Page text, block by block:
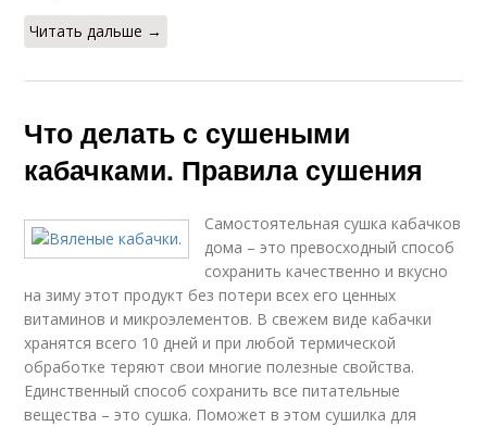
Читать дальше →
Что делать с сушеными
кабачками. Правила сушения
Самостоятельная сушка кабачков
дома – это превосходный способ
сохранить качественно и вкусно
на зиму этот продукт без потери всех его ценных
витаминов и микроэлементов. В свежем виде кабачки
хранятся всего 10 дней и при любой термической
обработке теряют свои многие полезные свойства.
Единственный способ сохранить все питательные
вещества – это сушка. Поможет в этом сушилка для